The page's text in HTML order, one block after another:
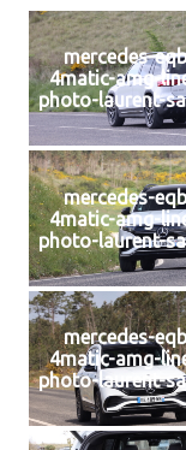
mercedes-
4matic-amg-
photo-laurent-
mercedes-
4matic-amg-
photo-laurent-
mercedes-
4matic-amg-
photo-laurent-